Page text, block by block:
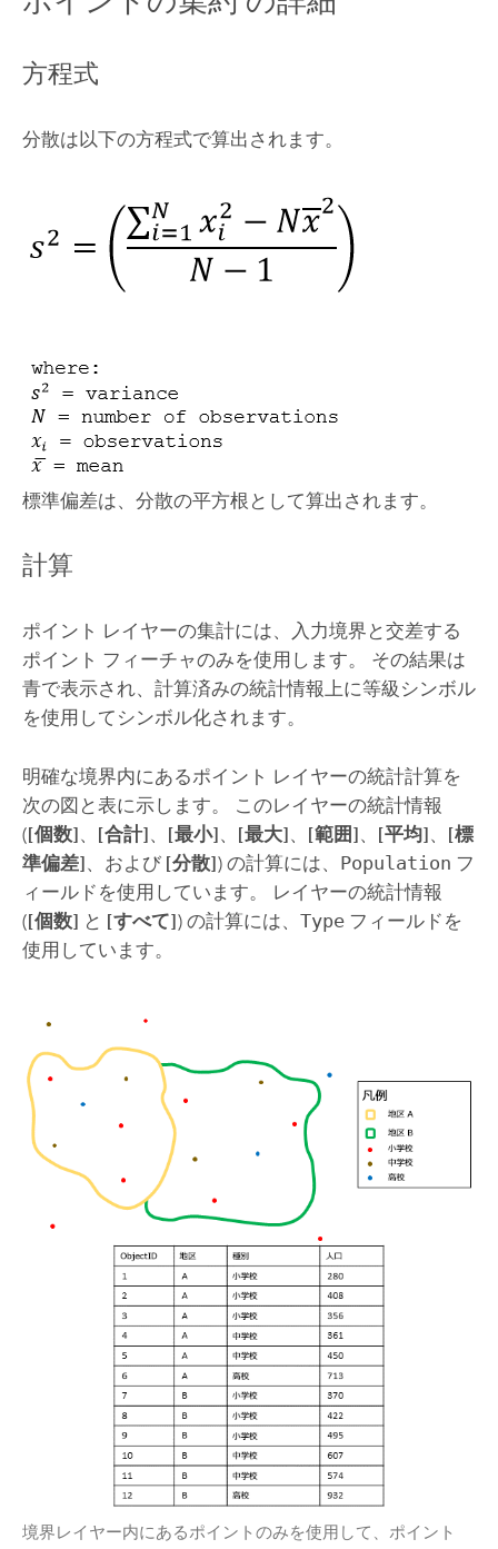
方程式
分散は以下の方程式で算出されます。
標準偏差は、分散の平方根として算出されます。
計算
ポイント レイヤーの集計には、入力境界と交差する
ポイント フィーチャのみを使用します。 その結果は
青で表示され、計算済みの統計情報上に等級シンボル
を使用してシンボル化されます。
明確な境界内にあるポイント レイヤーの統計計算を
次の図と表に示します。 このレイヤーの統計情報
([個数]、 [合計]、 [最小]、 [最大]、 [範囲]、 [平均]、 [標
準偏差]、および [分散]) の計算には、 Population フ
ィールドを使用しています。 レイヤーの統計情報
([個数] と [すべて]) の計算には、 Typeフィールドを
使用しています。
境界レイヤー内にあるポイントのみを使用して、ポイント